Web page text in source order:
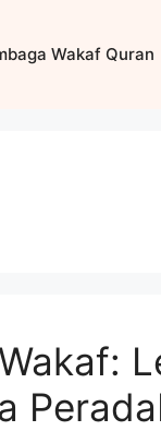
Wakaf Quran